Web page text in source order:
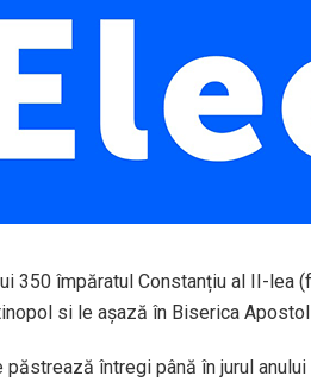
350 împăratul Constanțiu al II-
si le așază în Biserica
întregi până în jurul